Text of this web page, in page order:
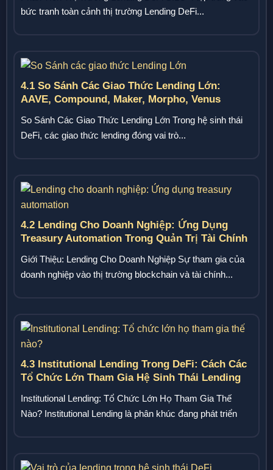
bức tranh toàn cảnh thị trường Lending DeFi...
4.1 So Sánh Các Giao Thức Lending Lớn:
AAVE, Compound, Maker, Morpho, Venus
So Sánh Các Giao Thức Lending Lớn Trong hệ sinh thái
DeFi, các giao thức lending đóng vai trò...
4.2 Lending Cho Doanh Nghiệp: Ứng Dụng
Treasury Automation Trong Quản Trị Tài Chính
Giới Thiệu: Lending Cho Doanh Nghiệp Sự tham gia của
doanh nghiệp vào thị trường blockchain và tài chính...
4.3 Institutional Lending Trong DeFi: Cách Các
Tổ Chức Lớn Tham Gia Hệ Sinh Thái Lending
Institutional Lending: Tổ Chức Lớn Họ Tham Gia Thế
Nào? Institutional Lending là phân khúc đang phát triển